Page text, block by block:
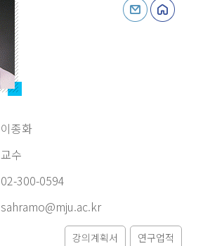
이종화
교수
02-300-0594
sahramo@mju.ac.kr
강의계획서 연구업적